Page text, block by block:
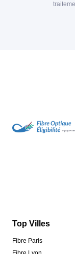
Top Villes
Fibre Paris